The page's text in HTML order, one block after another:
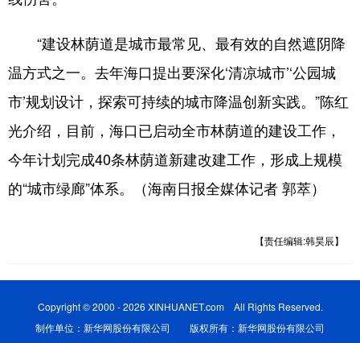
“建设林荫道是城市最常见、最有效的自然遮阴降
温方式之一。去年海口提出要深化‘清凉城市’‘公园城
市’规划设计，探索可持续的城市降温创新实践。”陈红
光介绍，目前，海口已启动全市林荫道的建设工作，
今年计划完成40条林荫道新建改建工作，形成上规模
的“城市绿廊”体系。（海南日报全媒体记者 郭萃）
【责任编辑:韩昊辰】
Copyright © 2000 - 2026 XINHUANET.com All Rights Reserved.
制作单位：新华网股份有限公司 版权所有：新华网股份有限公司